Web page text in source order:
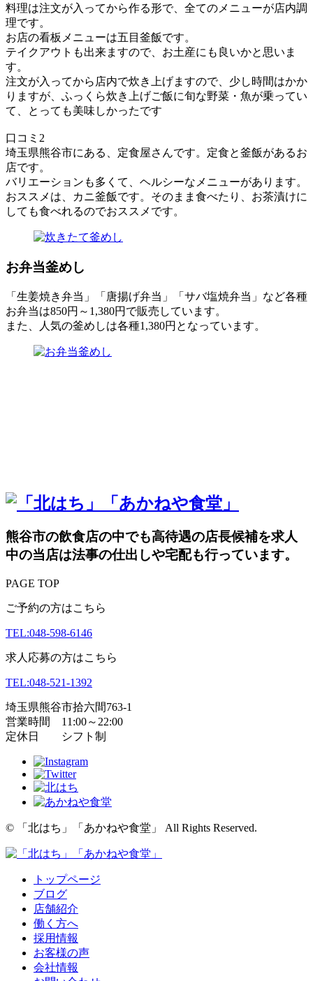
料理は注文が入ってから作る形で、全てのメニューが店内調
理です。
お店の看板メニューは五目釜飯です。
テイクアウトも出来ますので、お土産にも良いかと思いま
す。
注文が入ってから店内で炊き上げますので、少し時間はかか
りますが、ふっくら炊き上げご飯に旬な野菜・魚が乗ってい
て、とっても美味しかったです
口コミ2
埼玉県熊谷市にある、定食屋さんです。定食と釜飯があるお
店です。
バリエーションも多くて、ヘルシーなメニューがあります。
おススメは、カニ釜飯です。そのまま食べたり、お茶漬けに
しても食べれるのでおススメです。
お弁当釜めし
「生姜焼き弁当」「唐揚げ弁当」「サバ塩焼弁当」など各種
お弁当は850円～1,380円で販売しています。
また、人気の釜めしは各種1,380円となっています。
熊谷市の飲食店の中でも高待遇の店長候補を求人
中の当店は法事の仕出しや宅配も行っています。
PAGE TOP
ご予約の方はこちら
TEL:048-598-6146
求人応募の方はこちら
TEL:048-521-1392
埼玉県熊谷市拾六間763-1
営業時間 11:00～22:00
定休日 シフト制
© 「北はち」「あかねや食堂」 All Rights Reserved.
トップページ
ブログ
店舗紹介
働く方へ
採用情報
お客様の声
会社情報